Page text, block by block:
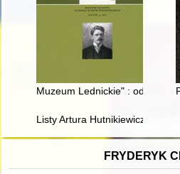
Muzeum Lednickie" : od
Listy Artura Hutnikiewicza
FRYDERYK